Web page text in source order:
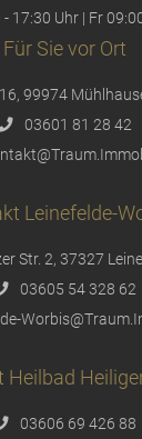
- 17:30 Uhr | Fr
Für Sie vor Ort
99974
03601 81 28 42
Leinefelde-
Str. 2, 37327
03605 54 328 62
Heilbad
03606 69 426 88